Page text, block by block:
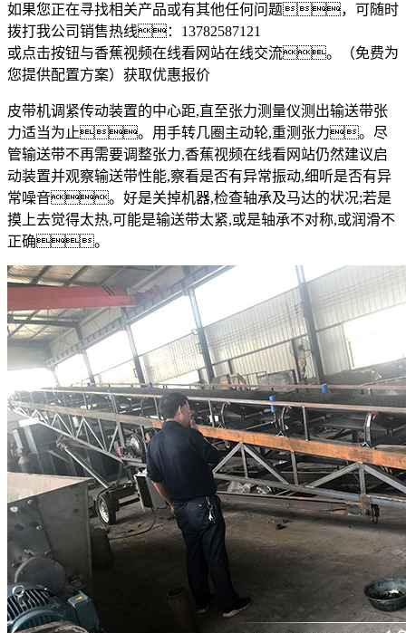
如果您正在寻找相关产品或有其他任何问题，可随时
拨打我公司销售热线： 13782587121
或点击按钮与香蕉视频在线看网站在线交流。（免费为
您提供配置方案） 获取优惠报价
皮带机调紧传动装置的中心距,直至张力测量仪测出输送带张
力适当为止。用手转几圈主动轮,重测张力。尽
管输送带不再需要调整张力,香蕉视频在线看网站仍然建议启
动装置并观察输送带性能,察看是否有异常振动,细听是否有异
常噪音。好是关掉机器,检查轴承及马达的状况;若是
摸上去觉得太热,可能是输送带太紧,或是轴承不对称,或润滑不
正确。